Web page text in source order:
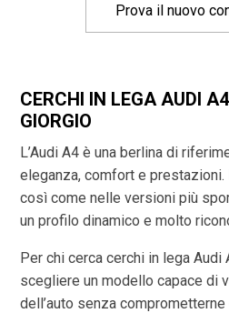
Prova il nuovo
CERCHI IN LEGA AUDI
GIORGIO
L’Audi A4 è una berlina di
eleganza, comfort e prestazioni.
così come nelle versioni più
un profilo dinamico e molto
Per chi cerca cerchi in lega Audi
scegliere un modello capace di
dell’auto senza